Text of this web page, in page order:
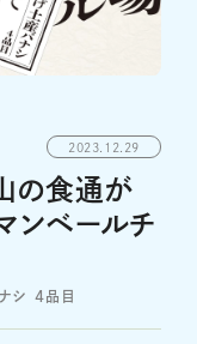
2023.12.29
の食通が
ンベールチ
シ ４品目